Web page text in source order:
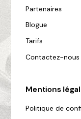
Partenaires
Blogue
Tarifs
Contactez-nous
Mentions
Politique de